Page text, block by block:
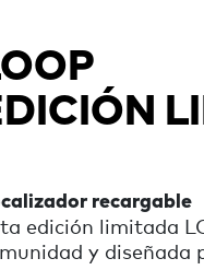
recargable
edición limitada
y diseñada